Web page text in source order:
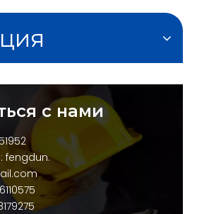
с нами
: fengdun.